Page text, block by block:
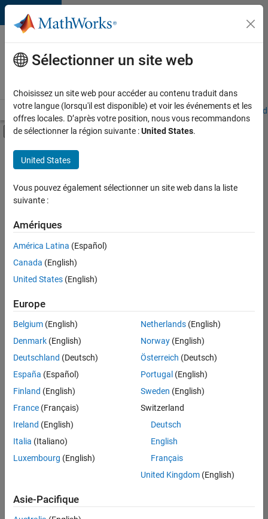
Passer au contenu
Votre
carrière
chez
Accueil Explorer nos opportunités Adresses de nos bureaux
Activer/désactiver l'affichage du menu
Contenu principal
FILTRER PAR
Ventes commerciales
Ventes pour l'éducation
Services marketing
Actuellement,
aucune
offre
d'emploi
correspondant
à vos
critères
de
recherche.
Vous
pouvez
élargir
votre
recherche
ou
afficher
l’ensemble
d'emploi.
Sélectionner un site web
Choisissez un site web pour accéder au contenu traduit dans
votre langue (lorsqu'il est disponible) et voir les événements et les
offres locales. D’après votre position, nous vous recommandons
de sélectionner la région suivante :United States.
United States
Vous pouvez également sélectionner un site web dans la liste
suivante :
Amériques
América Latina (Español)
Canada (English)
United States (English)
Europe
Belgium (English)
Denmark (English)
Deutschland (Deutsch)
España (Español)
Finland (English)
France (Français)
Ireland (English)
Italia (Italiano)
Luxembourg (English)
Netherlands(English)
Norway(English)
Österreich (Deutsch)
Portugal (English)
Sweden (English)
Switzerland
Deutsch
English
Français
United Kingdom(English)
Asie-Pacifique